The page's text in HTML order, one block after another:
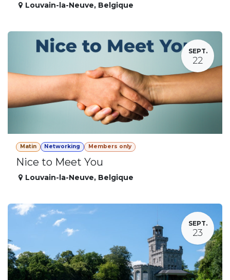
Louvain-la-Neuve, Belgique
SEPT.
22
Matin Networking Members only
Nice to Meet You
Louvain-la-Neuve, Belgique
SEPT.
23